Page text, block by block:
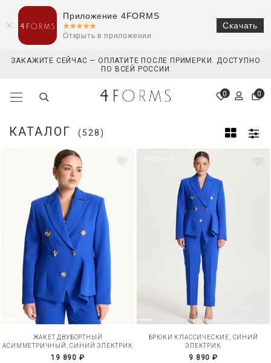
ЗАКАЖИТЕ СЕЙЧАС — ОПЛАТИТЕ ПОСЛЕ ПРИМЕРКИ. ДОСТУПНО
ПО ВСЕЙ РОССИИ
0 0
КАТАЛОГ (528)
ЖАКЕТ ДВУБОРТНЫЙ
АСИММЕТРИЧНЫЙ, СИНИЙ ЭЛЕКТРИК
19 890 ₽
БРЮКИ КЛАССИЧЕСКИЕ, СИНИЙ
ЭЛЕКТРИК
9 890 ₽
Приложение 4FORMS
Открыть в приложении
Скачать